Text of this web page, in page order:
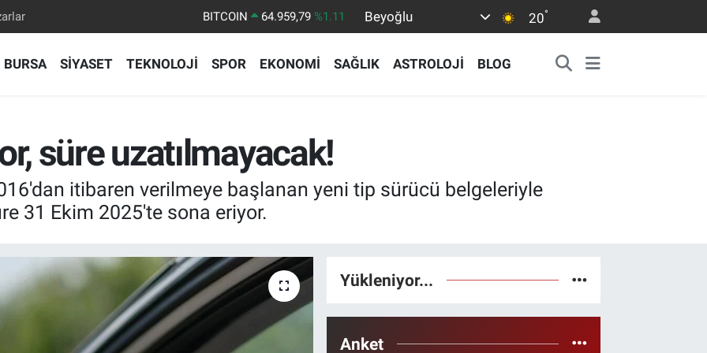
DOLAR
47,7436 %0.18
EURO
55,2510 %0.32
BİST100
13.779 %-14
Beyoğlu 20°
BURSA SİYASET TEKNOLOJİ SPOR EKONOMİ SAĞLIK ASTROLOJİ BLOG
süre uzatılmayacak!
itibaren verilmeye başlanan yeni tip sürücü belgeleriyle
31 Ekim 2025'te sona eriyor.
Yükleniyor...
Anket